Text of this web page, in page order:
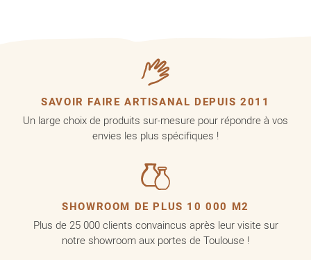
SAVOIR FAIRE ARTISANAL DEPUIS 2011
Un large choix de produits sur-mesure pour répondre à vos
envies les plus spécifiques !
SHOWROOM DE PLUS 10 000 M2
Plus de 25 000 clients convaincus après leur visite sur
notre showroom aux portes de Toulouse !